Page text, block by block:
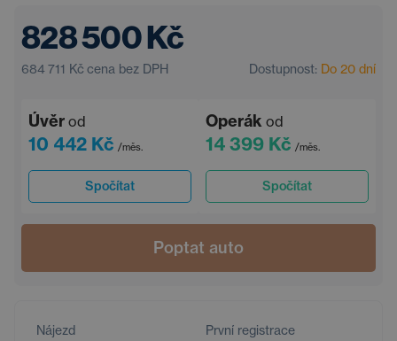
828 500 Kč
684 711 Kč cena bez DPH Dostupnost: Do 20 dní
Úvěr od
10 442 Kč /měs.
Spočítat
Operák od
14 399 Kč /měs.
Spočítat
Poptat auto
Nájezd První registrace